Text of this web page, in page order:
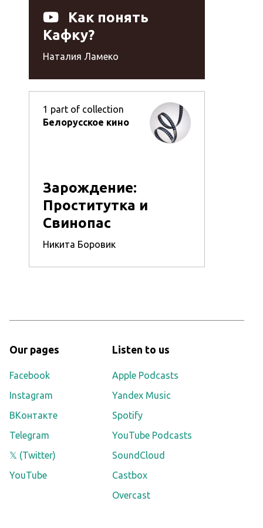
Как понять
Кафку?
Наталия Ламеко
1 part of collection
Белорусское кино
Зарождение:
Проститутка и
Свинопас
Никита Боровик
Our pages
Facebook
Instagram
ВКонтакте
Telegram
𝕏 (Twitter)
YouTube
Listen to us
Apple Podcasts
Yandex Music
Spotify
YouTube Podcasts
SoundCloud
Castbox
Overcast